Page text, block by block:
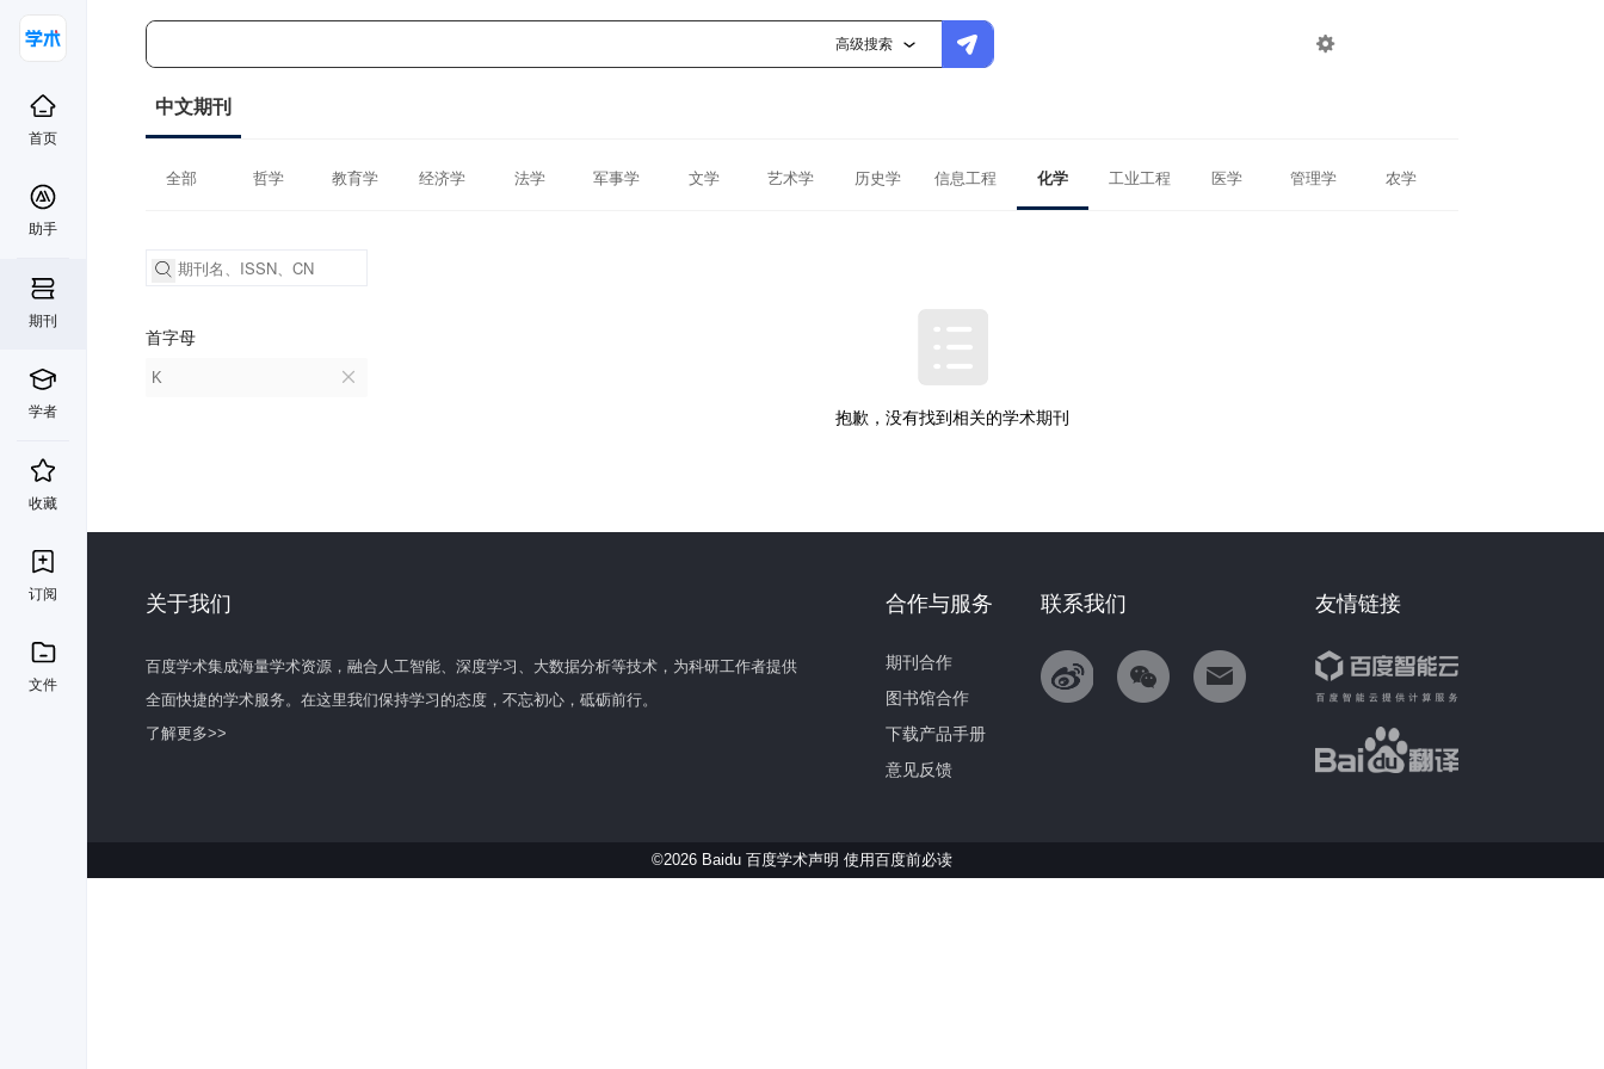
高级搜索 
首页
助手
期刊
学者
收藏
订阅
文件
中文期刊
全部 哲学 教育学 经济学 法学 军事学 文学 艺术学 历史学 信息工程 化学 工业工程 医学 管理学 农学
首字母
K
抱歉，没有找到相关的学术期刊
关于我们
百度学术集成海量学术资源，融合人工智能、深度学习、大数据分析等技术，为科研工作者提供
全面快捷的学术服务。在这里我们保持学习的态度，不忘初心，砥砺前行。
了解更多>>
友情链接
联系我们
合作与服务
期刊合作
图书馆合作
下载产品手册
意见反馈
©2026 Baidu 百度学术声明 使用百度前必读